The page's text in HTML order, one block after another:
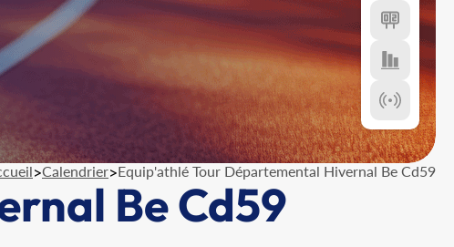
>Calendrier>Equip'athlé Tour Départemental Hivernal Be Cd59
Be Cd59